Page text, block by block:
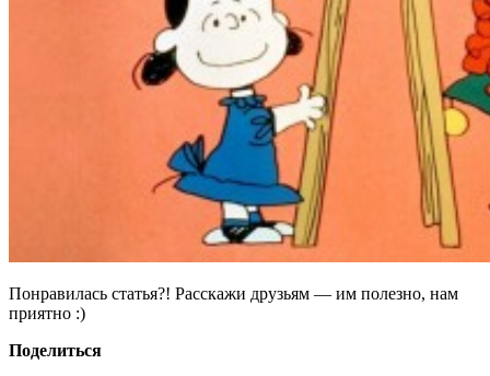
Понравилась статья?! Расскажи друзьям — им полезно, нам
приятно :)
Поделиться